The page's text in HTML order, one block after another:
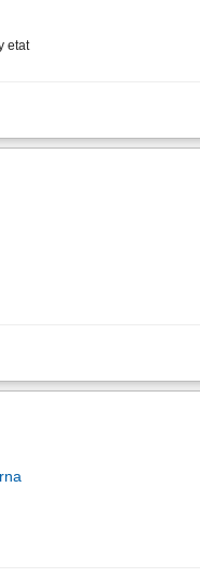
etat
Profesjonalna obsługa
oraz obsługa